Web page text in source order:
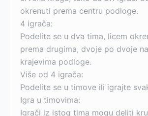
okrenuti prema centru podloge.
4 igrača:
Podelite se u dva tima, licem
prema drugima, dvoje po dvoje
krajevima podloge.
Više od 4 igrača:
Podelite se u timove ili igrajte
Igra u timovima:
Igrači iz istog tima mogu deliti